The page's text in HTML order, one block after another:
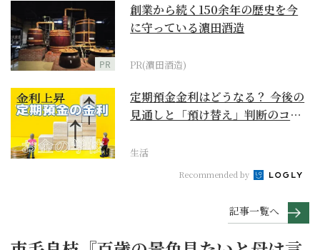
PR
創業から続く150余年の歴史を今
に守っている濵田酒造
PR(濵田酒造)
定期預金金利はどうなる？ 今後の
見通しと「預け替え」判断のコツ
生活
Recommended by
記事一覧へ